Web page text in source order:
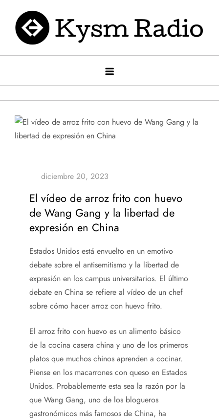
contenido
Kysm radio
Kysm Radio
El vídeo de arroz frito con huevo
de Wang Gang y la libertad de
expresión en China
Estados Unidos está envuelto en un emotivo
debate sobre el antisemitismo y la libertad de
expresión en los campus universitarios. El último
debate en China se refiere al vídeo de un chef
sobre cómo hacer arroz con huevo frito.
El arroz frito con huevo es un alimento básico
de la cocina casera china y uno de los primeros
platos que muchos chinos aprenden a cocinar.
Piense en los macarrones con queso en Estados
Unidos. Probablemente esta sea la razón por la
que Wang Gang, uno de los blogueros
gastronómicos más famosos de China, ha